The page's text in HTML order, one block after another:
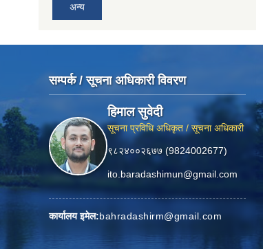
अन्य
सम्पर्क / सूचना अधिकारी विवरण
हिमाल सुवेदी
सूचना प्रविधि अधिकृत / सूचना अधिकारी
९८२४००२६७७ (9824002677)
ito.baradashimun@gmail.com
कार्यालय इमेल:bahradashirm@gmail.com